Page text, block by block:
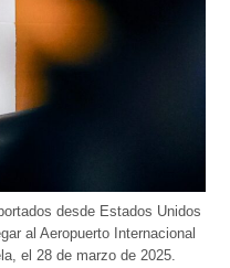
desde Estados Unidos
al Aeropuerto Internacional
el 28 de marzo de 2025.